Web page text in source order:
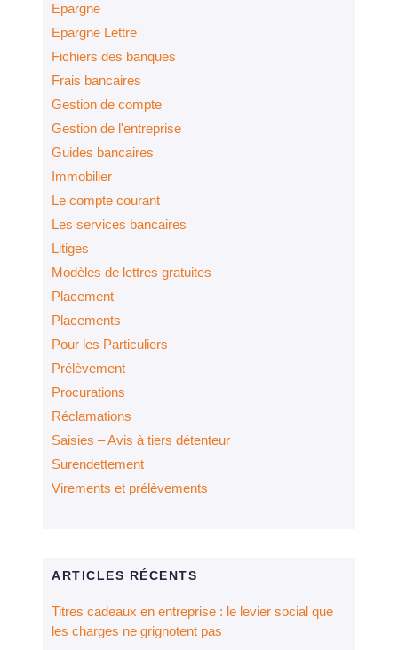
Epargne
Epargne Lettre
Fichiers des banques
Frais bancaires
Gestion de compte
Gestion de l'entreprise
Guides bancaires
Immobilier
Le compte courant
Les services bancaires
Litiges
Modèles de lettres gratuites
Placement
Placements
Pour les Particuliers
Prélèvement
Procurations
Réclamations
Saisies – Avis à tiers détenteur
Surendettement
Virements et prélèvements
ARTICLES RÉCENTS
Titres cadeaux en entreprise : le levier social que
les charges ne grignotent pas